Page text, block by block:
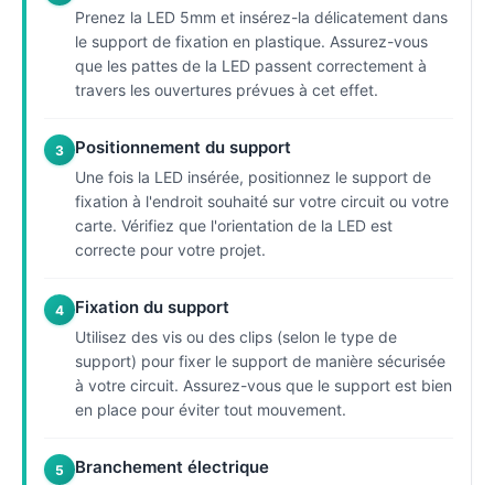
Prenez la LED 5mm et insérez-la délicatement dans
le support de fixation en plastique. Assurez-vous
que les pattes de la LED passent correctement à
travers les ouvertures prévues à cet effet.
3 Positionnement du support
Une fois la LED insérée, positionnez le support de
fixation à l'endroit souhaité sur votre circuit ou votre
carte. Vérifiez que l'orientation de la LED est
correcte pour votre projet.
4 Fixation du support
Utilisez des vis ou des clips (selon le type de
support) pour fixer le support de manière sécurisée
à votre circuit. Assurez-vous que le support est bien
en place pour éviter tout mouvement.
5 Branchement électrique